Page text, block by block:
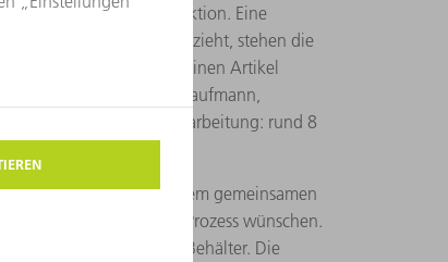
Flexibilität bei der Produktion. Eine
Stückzahl an Land zieht, stehen die
Prozent mit diesem einen Artikel
sagt Pascal Kaufmann,
eine automatisierte Bearbeitung: rund 8
an TRUMPF. In einem gemeinsamen
vollautomatisierten Prozess wünschen.
Prozess spezielle Behälter. Die